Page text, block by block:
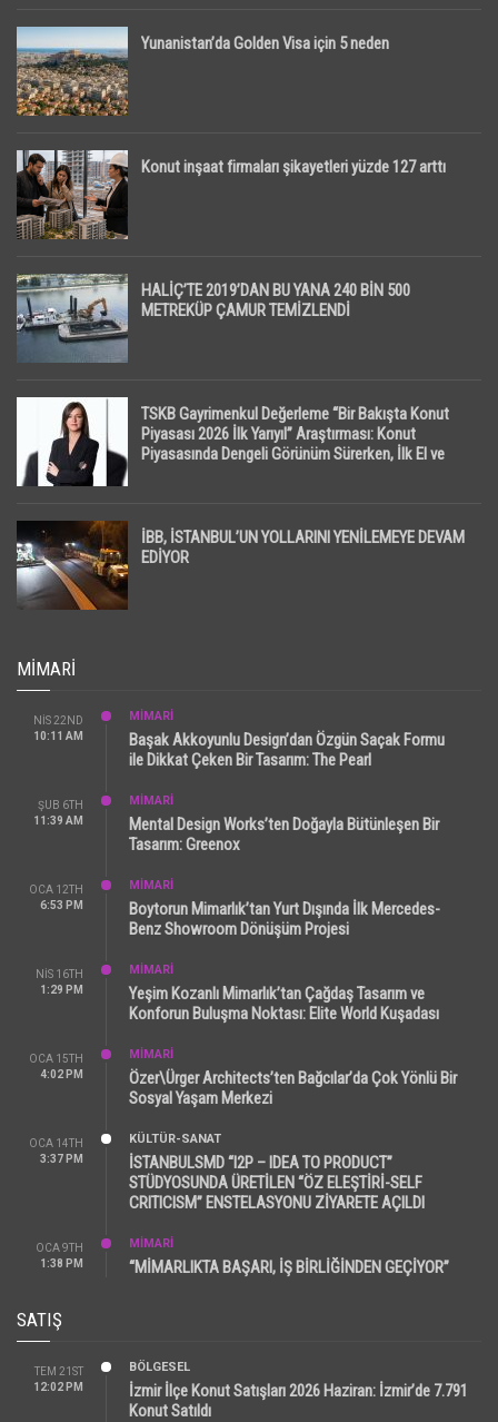
Yunanistan’da Golden Visa için 5 neden
Konut inşaat firmaları şikayetleri yüzde 127 arttı
HALİÇ’TE 2019’DAN BU YANA 240 BİN 500
METREKÜP ÇAMUR TEMİZLENDİ
TSKB Gayrimenkul Değerleme “Bir Bakışta Konut
Piyasası 2026 İlk Yarıyıl” Araştırması: Konut
Piyasasında Dengeli Görünüm Sürerken, İlk El ve
İBB, İSTANBUL’UN YOLLARINI YENİLEMEYE DEVAM
EDİYOR
MIMARI
NIS 22ND
10:11 AM
MİMARİ
Başak Akkoyunlu Design’dan Özgün Saçak Formu
ile Dikkat Çeken Bir Tasarım: The Pearl
ŞUB 6TH
11:39 AM
MİMARİ
Mental Design Works’ten Doğayla Bütünleşen Bir
Tasarım: Greenox
OCA 12TH
6:53 PM
MİMARİ
Boytorun Mimarlık’tan Yurt Dışında İlk Mercedes-
Benz Showroom Dönüşüm Projesi
NIS 16TH
1:29 PM
MİMARİ
Yeşim Kozanlı Mimarlık’tan Çağdaş Tasarım ve
Konforun Buluşma Noktası: Elite World Kuşadası
OCA 15TH
4:02 PM
MİMARİ
Özer\Ürger Architects’ten Bağcılar’da Çok Yönlü Bir
Sosyal Yaşam Merkezi
OCA 14TH
3:37 PM
KÜLTÜR-SANAT
İSTANBULSMD “I2P – IDEA TO PRODUCT”
STÜDYOSUNDA ÜRETİLEN “ÖZ ELEŞTİRİ-SELF
CRITICISM” ENSTELASYONU ZİYARETE AÇILDI
OCA 9TH
1:38 PM
MİMARİ
“MİMARLIKTA BAŞARI, İŞ BİRLİĞİNDEN GEÇİYOR”
SATIŞ
TEM 21ST
12:02 PM
BÖLGESEL
İzmir İlçe Konut Satışları 2026 Haziran: İzmir’de 7.791
Konut Satıldı